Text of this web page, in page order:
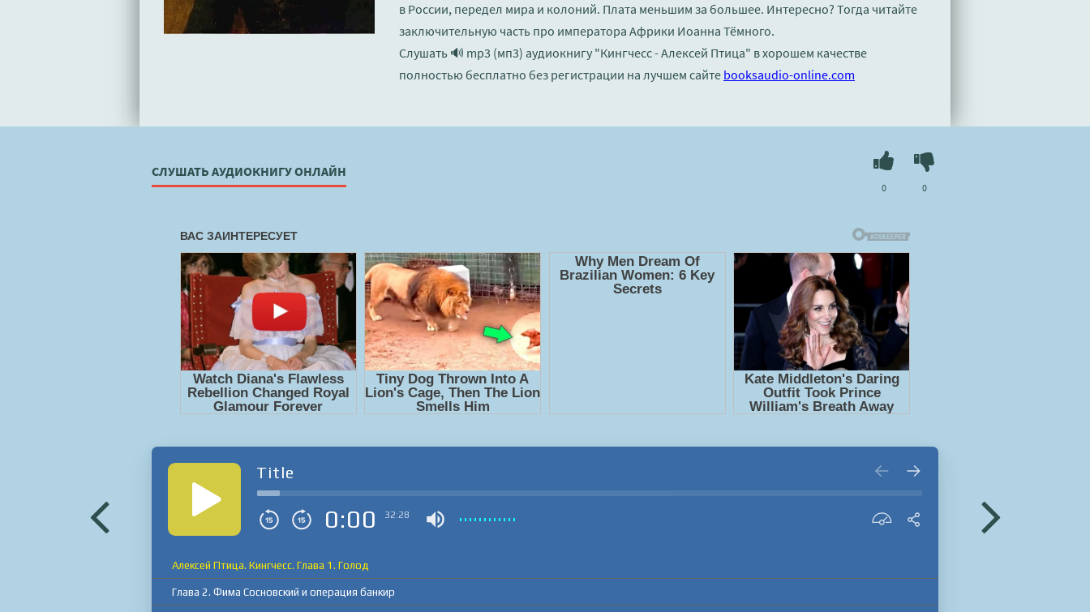
в России, передел мира и колоний. Плата меньшим за большее. Интересно? Тогда читайте
заключительную часть про императора Африки Иоанна Тёмного.
Слушать 🔊 mp3 (мп3) аудиокнигу "Кингчесс - Алексей Птица" в хорошем качестве
полностью бесплатно без регистрации на лучшем сайте booksaudio-online.com
СЛУШАТЬ АУДИОКНИГУ ОНЛАЙН
0 0
Title
0:00 32:28
Алексей Птица. Кингчесс. Глава 1. Голод
Глава 2. Фима Сосновский и операция банкир